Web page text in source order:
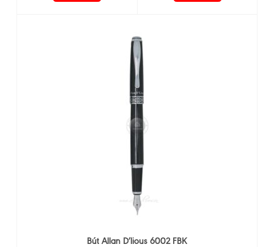
Bút Allan D’lious 6002 FBK